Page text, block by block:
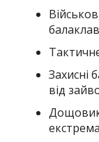
Захисні
від